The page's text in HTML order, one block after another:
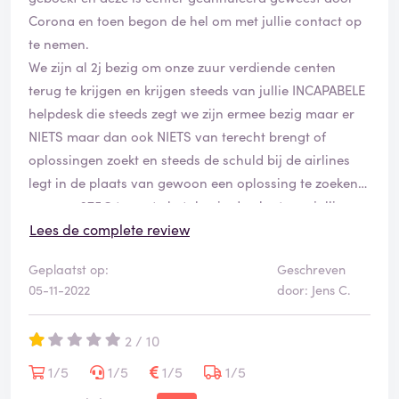
Corona en toen begon de hel om met jullie contact op
te nemen.
We zijn al 2j bezig om onze zuur verdiende centen
terug te krijgen en krijgen steeds van jullie INCAPABELE
helpdesk die steeds zegt we zijn ermee bezig maar er
NIETS maar dan ook NIETS van terecht brengt of
oplossingen zoekt en steeds de schuld bij de airlines
legt in de plaats van gewoon een oplossing te zoeken
en onze 375€ terug te betalen in de plaat van jullie
eigen zak ermee te vullen.
Dus cheap tickets zorg voor een oplossing want na 2j
heeft het al veel te lang geduurd dit begint te ruiken
naar OPLICHTING en de klantvriendelijkheid laat ook
de wensen
Hierbij nogmaals ons ons vluchtnummer en
Lees de complete review
Geplaatst op:
05-11-2022
Geschreven
door: Jens C.
2 / 10
1/5
1/5 1/5
1/5